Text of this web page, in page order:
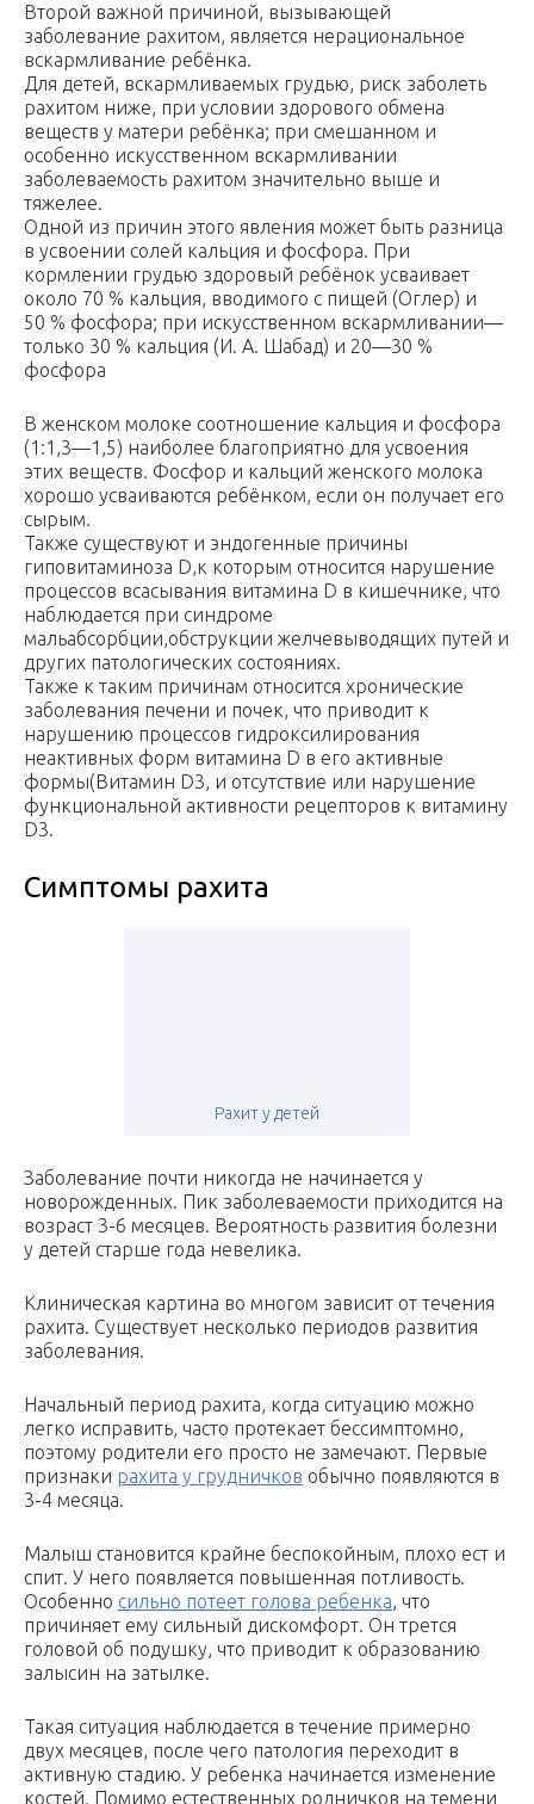
Второй важной причиной, вызывающей
заболевание рахитом, является нерациональное
вскармливание ребёнка.
Для детей, вскармливаемых грудью, риск заболеть
рахитом ниже, при условии здорового обмена
веществ у матери ребёнка; при смешанном и
особенно искусственном вскармливании
заболеваемость рахитом значительно выше и
тяжелее.
Одной из причин этого явления может быть разница
в усвоении солей кальция и фосфора. При
кормлении грудью здоровый ребёнок усваивает
около 70 % кальция, вводимого с пищей (Оглер) и
50 % фосфора; при искусственном вскармливании—
только 30 % кальция (И. А. Шабад) и 20—30 %
фосфора
В женском молоке соотношение кальция и фосфора
(1:1,3—1,5) наиболее благоприятно для усвоения
этих веществ. Фосфор и кальций женского молока
хорошо усваиваются ребёнком, если он получает его
сырым.
Также существуют и эндогенные причины
гиповитаминоза D,к которым относится нарушение
процессов всасывания витамина D в кишечнике, что
наблюдается при синдроме
мальабсорбции,обструкции желчевыводящих путей и
других патологических состояниях.
Также к таким причинам относится хронические
заболевания печени и почек, что приводит к
нарушению процессов гидроксилирования
неактивных форм витамина D в его активные
формы(Витамин D3, и отсутствие или нарушение
функциональной активности рецепторов к витамину
D3.
Симптомы рахита
Рахит у детей
Заболевание почти никогда не начинается у
новорожденных. Пик заболеваемости приходится на
возраст 3-6 месяцев. Вероятность развития болезни
у детей старше года невелика.
Клиническая картина во многом зависит от течения
рахита. Существует несколько периодов развития
заболевания.
Начальный период рахита, когда ситуацию можно
легко исправить, часто протекает бессимптомно,
поэтому родители его просто не замечают. Первые
признаки рахита у грудничков обычно появляются в
3-4 месяца.
Малыш становится крайне беспокойным, плохо ест и
спит. У него появляется повышенная потливость.
Особенно сильно потеет голова ребенка, что
причиняет ему сильный дискомфорт. Он трется
головой об подушку, что приводит к образованию
залысин на затылке.
Такая ситуация наблюдается в течение примерно
двух месяцев, после чего патология переходит в
активную стадию. У ребенка начинается изменение
костей. Помимо естественных родничков на темени